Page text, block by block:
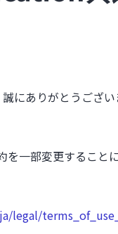
にありがとうござい
一部変更すること
legal/